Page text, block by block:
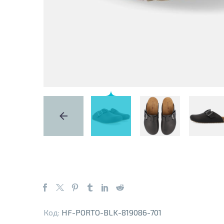
Код: HF-PORTO-BLK-819086-701